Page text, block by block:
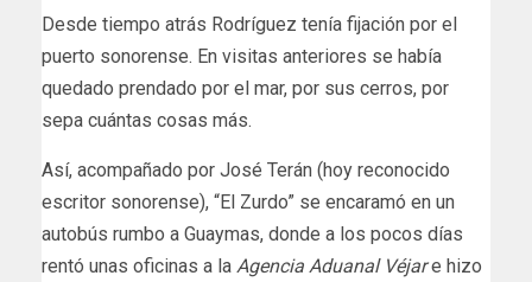
Desde tiempo atrás Rodríguez tenía fijación por el
puerto sonorense. En visitas anteriores se había
quedado prendado por el mar, por sus cerros, por
sepa cuántas cosas más.
Así, acompañado por José Terán (hoy reconocido
escritor sonorense), “El Zurdo” se encaramó en un
autobús rumbo a Guaymas, donde a los pocos días
rentó unas oficinas a la Agencia Aduanal Véjare hizo